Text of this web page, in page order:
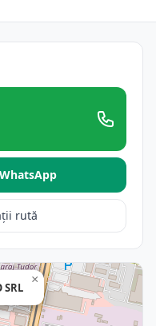
rută
SRL
×